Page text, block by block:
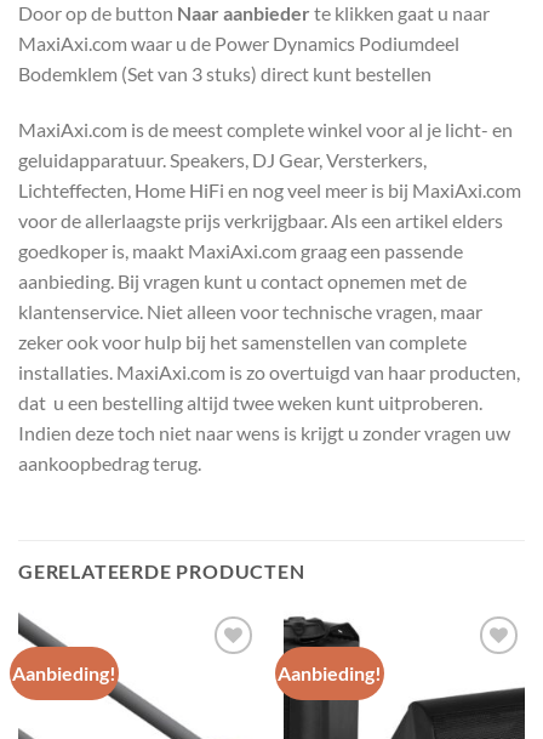
Door op de button Naar aanbieder te klikken gaat u naar
MaxiAxi.com waar u de Power Dynamics Podiumdeel
Bodemklem (Set van 3 stuks) direct kunt bestellen
MaxiAxi.com is de meest complete winkel voor al je licht- en
geluidapparatuur. Speakers, DJ Gear, Versterkers,
Lichteffecten, Home HiFi en nog veel meer is bij MaxiAxi.com
voor de allerlaagste prijs verkrijgbaar. Als een artikel elders
goedkoper is, maakt MaxiAxi.com graag een passende
aanbieding. Bij vragen kunt u contact opnemen met de
klantenservice. Niet alleen voor technische vragen, maar
zeker ook voor hulp bij het samenstellen van complete
installaties. MaxiAxi.com is zo overtuigd van haar producten,
dat u een bestelling altijd twee weken kunt uitproberen.
Indien deze toch niet naar wens is krijgt u zonder vragen uw
aankoopbedrag terug.
GERELATEERDE PRODUCTEN
Aanbieding! Aanbieding!